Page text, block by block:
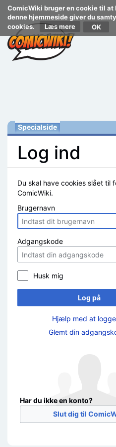
ComicWiki bruger en cookie til at
denne hjemmeside giver du
cookies.
Læs mere
Specialside
Log ind
Du skal have cookies slået til
ComicWiki.
Brugernavn
Adgangskode
Husk mig
Log på
Hjælp med at
Glemt din
Har du ikke en konto?
Slut dig til